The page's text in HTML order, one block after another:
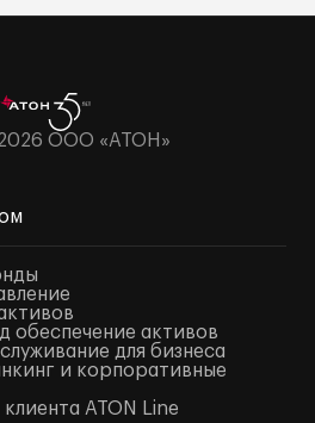
ООО «АТОН»
обеспечение активов
для бизнеса
и корпоративные
ATON Line